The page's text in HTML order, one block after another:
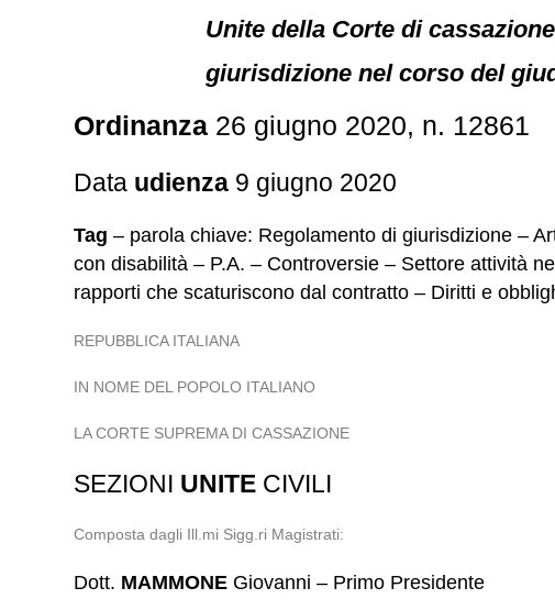
Unite della Corte di
giurisdizione nel corso del
Ordinanza 26 giugno 2020, n. 12861
Data udienza 9 giugno 2020
Tag – parola chiave: Regolamento di giurisdizione –
con disabilità – P.A. – Controversie – Settore attività
rapporti che scaturiscono dal contratto – Diritti e
REPUBBLICA ITALIANA
IN NOME DEL POPOLO ITALIANO
LA CORTE SUPREMA DI CASSAZIONE
SEZIONI UNITE CIVILI
Composta dagli Ill.mi Sigg.ri Magistrati:
Dott. MAMMONE Giovanni – Primo Presidente